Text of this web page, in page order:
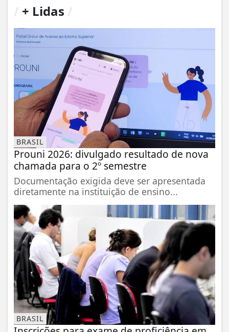
+ Lidas
BRASIL
Prouni 2026: divulgado resultado de nova
chamada para o 2º semestre
Documentação exigida deve ser apresentada
diretamente na instituição de ensino...
BRASIL